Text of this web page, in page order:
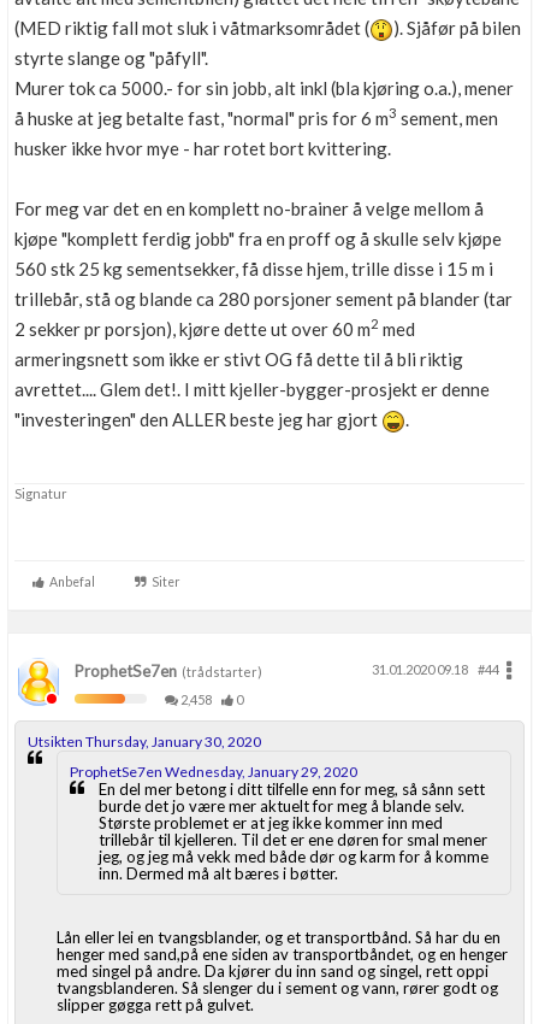
(MED riktig fall mot sluk i våtmarksområdet (
). Sjåfør på bilen
styrte slange og "påfyll".
Murer tok ca 5000.- for sin jobb, alt inkl (bla kjøring o.a.), mener
å huske at jeg betalte fast, "normal" pris for 6 m3 sement, men
husker ikke hvor mye - har rotet bort kvittering.
For meg var det en en komplett no-brainer å velge mellom å
kjøpe "komplett ferdig jobb" fra en proff og å skulle selv kjøpe
560 stk 25 kg sementsekker, få disse hjem, trille disse i 15 m i
trillebår, stå og blande ca 280 porsjoner sement på blander (tar
2 sekker pr porsjon), kjøre dette ut over 60 m2 med
armeringsnett som ikke er stivt OG få dette til å bli riktig
avrettet.... Glem det!. I mitt kjeller-bygger-prosjekt er denne
"investeringen" den ALLER beste jeg har gjort
.
Signatur
Anbefal Siter
ProphetSe7en (trådstarter) 31.01.2020 09.18
#44
2,458
0
Utsikten Thursday, January 30, 2020
ProphetSe7en Wednesday, January 29, 2020
En del mer betong i ditt tilfelle enn for meg, så sånn sett
burde det jo være mer aktuelt for meg å blande selv.
Største problemet er at jeg ikke kommer inn med
trillebår til kjelleren. Til det er ene døren for smal mener
jeg, og jeg må vekk med både dør og karm for å komme
inn. Dermed må alt bæres i bøtter.
Lån eller lei en tvangsblander, og et transportbånd. Så har du en
henger med sand,på ene siden av transportbåndet, og en henger
med singel på andre. Da kjører du inn sand og singel, rett oppi
tvangsblanderen. Så slenger du i sement og vann, rører godt og
slipper gøgga rett på gulvet.